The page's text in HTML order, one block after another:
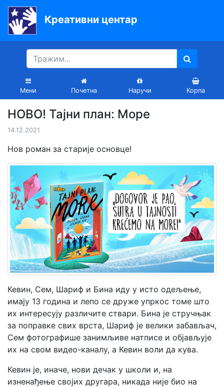
Креативни центар
Мени Почетна Наручи Корпа
Почетна
Књиге
Уџбеници
вртиће
Акције
Блог
Latinica
Мој
налог
НОВО! Тајни план: Море
14.12.2021
Нов роман за старије основце!
Кевин, Сем, Шариф и Бина иду у исто одељење,
имају 13 година и лепо се друже упркос томе што
их интересују различите ствари. Бина је стручњак
за поправке свих врста, Шариф је велики забављач,
Сем фотографише занимљиве натписе и објављује
их на свом видео-каналу, а Кевин воли да кува.
Кевин је, иначе, нови дечак у школи и, на
изненађење својих другара, никада није био на